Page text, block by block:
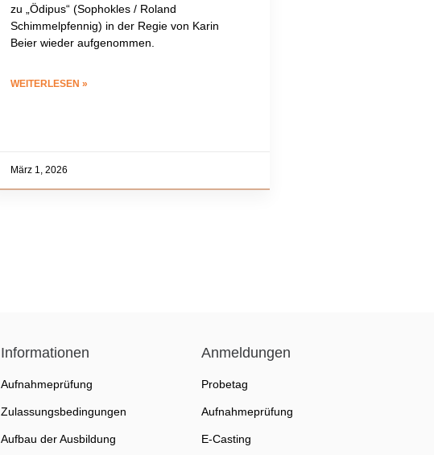
zu „Ödipus“ (Sophokles / Roland
Schimmelpfennig) in der Regie von Karin
Beier wieder aufgenommen.
WEITERLESEN »
März 1, 2026
Informationen
Aufnahmeprüfung
Zulassungsbedingungen
Aufbau der Ausbildung
Anmeldungen
Probetag
Aufnahmeprüfung
E-Casting